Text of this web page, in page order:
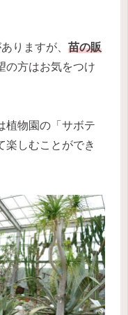
りますが、 苗の販
の方はお気をつけ
植物園の「サボテ
楽しむことができ